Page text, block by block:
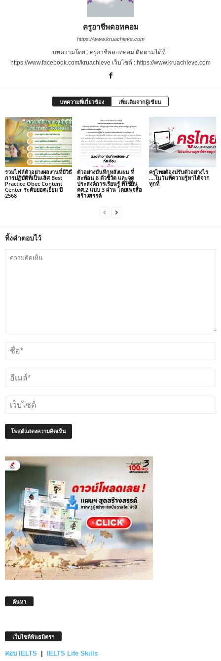
ครูอาชีพดอทคอม
https://www.kruachieve.com
บทความโดย : ครูอาชีพดอทคอม ติดตามได้ที่ :
https://www.facebook.com/kruachieve เว็บไซต์ : https://www.kruachieve.com
บทความที่เกี่ยวข้อง เพิ่มเติมจากผู้เขียน
รวมไฟล์ตัวอย่างผลงานที่มีวิธี
การปฏิบัติที่เป็นเลิศ Best
Practice Obec Content
Center ระดับยอดเยี่ยม ปี
2568
ตัวอย่างบันทึกหลังแผน ที่
สะท้อน 8 ตัวชี้วัด และจุด
ประสงค์การเรียนรู้ ที่ใช้ยื่น
คศ.2 แบบ 3 ผ่าน โดยเพจสื่อ
สร้างสรรค์
ครูไทยต้องปรับตัวอย่างไร
….ในวันที่ความรู้หาได้จาก
ทุกที่
ทิ้งคำตอบไว้
ค้นหา
เว็บไซต์พันธมิตรฯ
สอบ IELTS IELTS Life Skills